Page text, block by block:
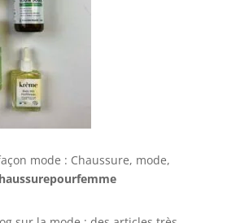
mode : Chaussure, mode,